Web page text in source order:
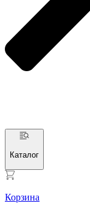
Каталог
Корзина